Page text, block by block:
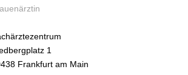
1
Frankfurt am Main